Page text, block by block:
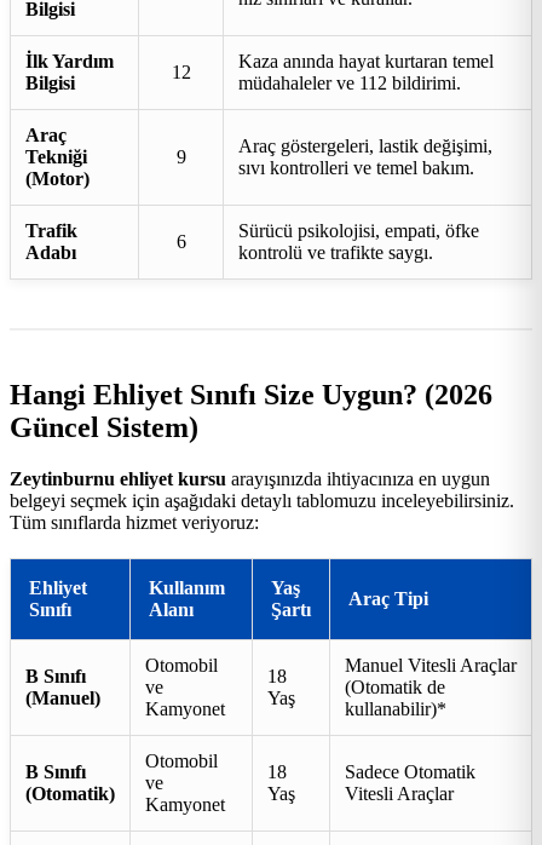
Bilgisi
İlk Yardım
Bilgisi
12
Kaza anında hayat kurtaran temel
müdahaleler ve 112 bildirimi.
Araç
Tekniği
(Motor)
9
Araç göstergeleri, lastik değişimi,
sıvı kontrolleri ve temel bakım.
Trafik
Adabı
6
Sürücü psikolojisi, empati, öfke
kontrolü ve trafikte saygı.
Hangi Ehliyet Sınıfı Size Uygun? (2026
Güncel Sistem)
Zeytinburnu ehliyet kursu arayışınızda ihtiyacınıza en uygun
belgeyi seçmek için aşağıdaki detaylı tablomuzu inceleyebilirsiniz.
Tüm sınıflarda hizmet veriyoruz:
Ehliyet
Sınıfı
Kullanım
Alanı
Yaş
Şartı
Araç Tipi
B Sınıfı
(Manuel)
Otomobil
ve
Kamyonet
18
Yaş
Manuel Vitesli Araçlar
(Otomatik de
kullanabilir)*
B Sınıfı
(Otomatik)
Otomobil
ve
Kamyonet
18
Yaş
Sadece Otomatik
Vitesli Araçlar